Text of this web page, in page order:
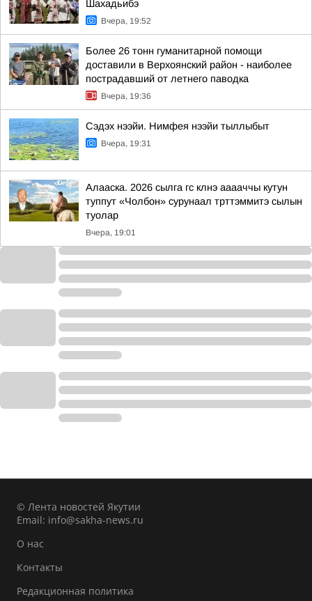
Шахадьибэ
Вчера, 19:52
Более 26 тонн гуманитарной помощи
доставили в Верхоянский район - наиболее
пострадавший от летнего паводка
Вчера, 19:36
Сэдэх нээйи. Нимфея нээйи тыллыбыт
Вчера, 19:31
Алааска. 2026 сылга гс клнэ ааааччы кутун
туппут «Чолбон» сурунаал трттэммитэ сылын
туолар
Вчера, 19:01
© Лента новостей Якутии
Email: info@sakha-news.ru
О нас
Контакты
Редакционная политика